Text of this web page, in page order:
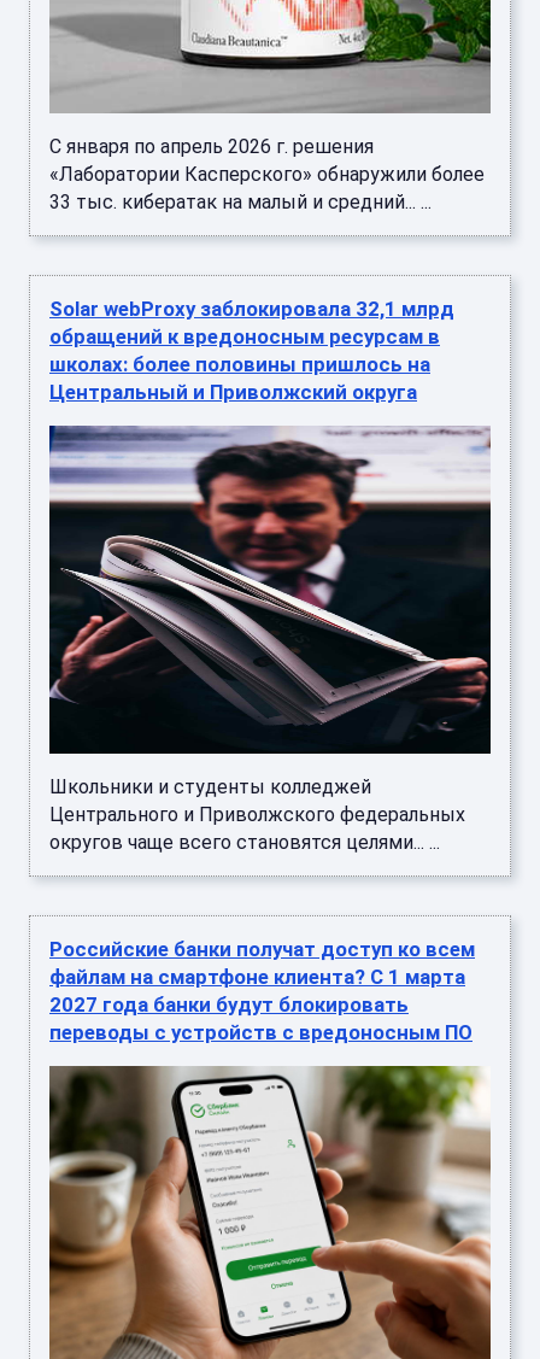
С января по апрель 2026 г. решения
«Лаборатории Касперского» обнаружили более
33 тыс. кибератак на малый и средний... ...
Solar webProxy заблокировала 32,1 млрд
обращений к вредоносным ресурсам в
школах: более половины пришлось на
Центральный и Приволжский округа
Школьники и студенты колледжей
Центрального и Приволжского федеральных
округов чаще всего становятся целями... ...
Российские банки получат доступ ко всем
файлам на смартфоне клиента? С 1 марта
2027 года банки будут блокировать
переводы с устройств с вредоносным ПО